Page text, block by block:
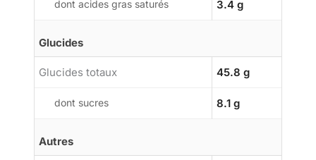
dont acides gras saturés 3.4 g
Glucides
Glucides totaux 45.8 g
dont sucres 8.1 g
Autres